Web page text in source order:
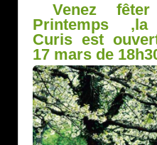
Venez fêter
Printemps
Curis est
17 mars de